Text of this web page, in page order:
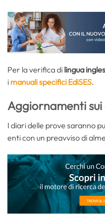
Per la verifica di lingua
i manuali specifici EdiSES.
Aggiornamenti
I diari delle prove saranno
enti con un preavviso di